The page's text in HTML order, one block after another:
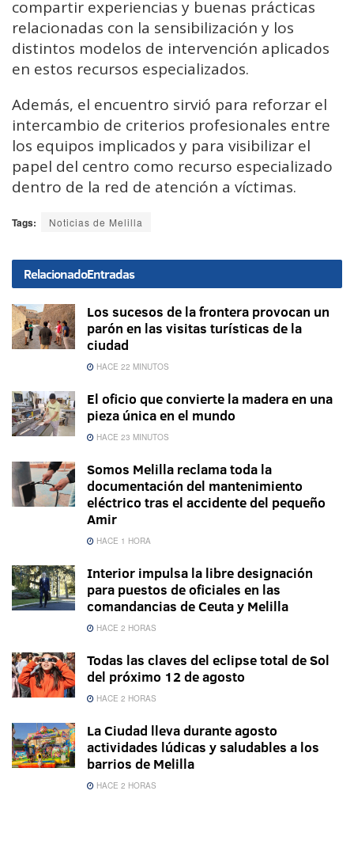
compartir experiencias y buenas prácticas
relacionadas con la sensibilización y los
distintos modelos de intervención aplicados
en estos recursos especializados.
Además, el encuentro sirvió para reforzar el
intercambio de criterios profesionales entre
los equipos implicados y para visibilizar el
papel del centro como recurso especializado
dentro de la red de atención a víctimas.
Tags: Noticias de Melilla
RelacionadoEntradas
Los sucesos de la frontera provocan un
parón en las visitas turísticas de la
ciudad
HACE 22 MINUTOS
El oficio que convierte la madera en una
pieza única en el mundo
HACE 23 MINUTOS
Somos Melilla reclama toda la
documentación del mantenimiento
eléctrico tras el accidente del pequeño
Amir
HACE 1 HORA
Interior impulsa la libre designación
para puestos de oficiales en las
comandancias de Ceuta y Melilla
HACE 2 HORAS
Todas las claves del eclipse total de Sol
del próximo 12 de agosto
HACE 2 HORAS
La Ciudad lleva durante agosto
actividades lúdicas y saludables a los
barrios de Melilla
HACE 2 HORAS